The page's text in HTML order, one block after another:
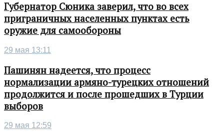
Губернатор Сюника заверил, что во всех
приграничных населенных пунктах есть
оружие для самообороны
29 мая 13:11
Пашинян надеется, что процесс
нормализации армяно-турецких отношений
продолжится и после прошедших в Турции
выборов
29 мая 12:59